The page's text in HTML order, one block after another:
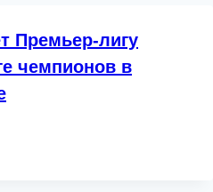
Премьер-лигу
чемпионов в